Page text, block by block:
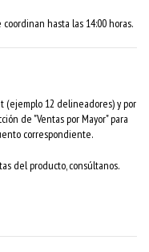
hasta las 14:00 horas.
(ejemplo 12 delineadores) y por
de "Ventas por Mayor" para
correspondiente.
del producto, consúltanos.